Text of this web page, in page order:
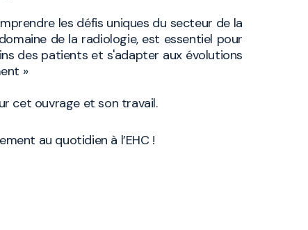
les défis uniques du secteur de la
de la radiologie, est essentiel pour
des patients et s'adapter aux évolutions
»
cet ouvrage et son travail.
au quotidien à l’EHC !